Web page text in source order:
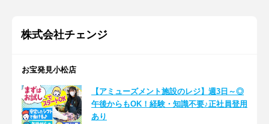
株式会社チェンジ
お宝発見小松店
【アミューズメント施設のレジ】週3日～◎
午後からもOK！経験・知識不要♪正社員登用
あり